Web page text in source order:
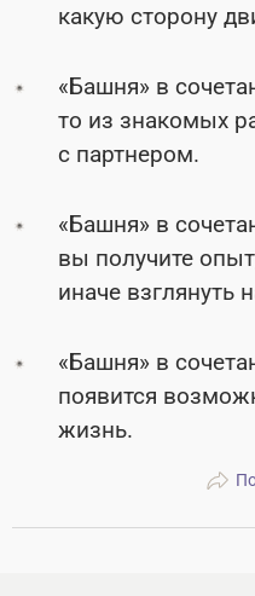
какую сторону
«Башня» в
то из знакомых
с партнером.
«Башня» в
вы получите
иначе взглянуть
«Башня» в
появится
жизнь.